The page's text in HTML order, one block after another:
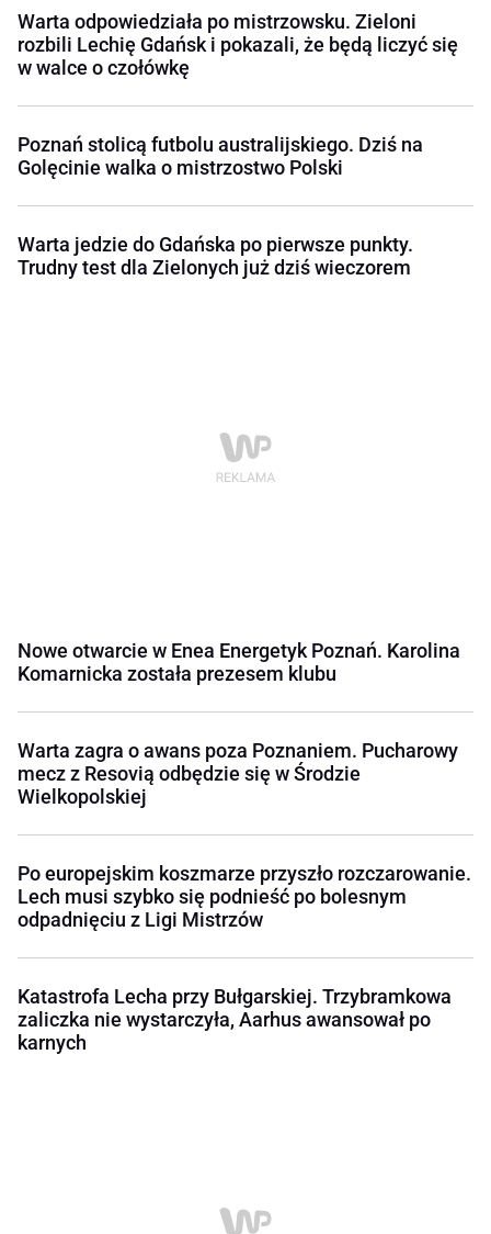
Warta odpowiedziała po mistrzowsku. Zieloni
rozbili Lechię Gdańsk i pokazali, że będą liczyć się
w walce o czołówkę
Poznań stolicą futbolu australijskiego. Dziś na
Golęcinie walka o mistrzostwo Polski
Warta jedzie do Gdańska po pierwsze punkty.
Trudny test dla Zielonych już dziś wieczorem
Nowe otwarcie w Enea Energetyk Poznań. Karolina
Komarnicka została prezesem klubu
Warta zagra o awans poza Poznaniem. Pucharowy
mecz z Resovią odbędzie się w Środzie
Wielkopolskiej
Po europejskim koszmarze przyszło rozczarowanie.
Lech musi szybko się podnieść po bolesnym
odpadnięciu z Ligi Mistrzów
Katastrofa Lecha przy Bułgarskiej. Trzybramkowa
zaliczka nie wystarczyła, Aarhus awansował po
karnych